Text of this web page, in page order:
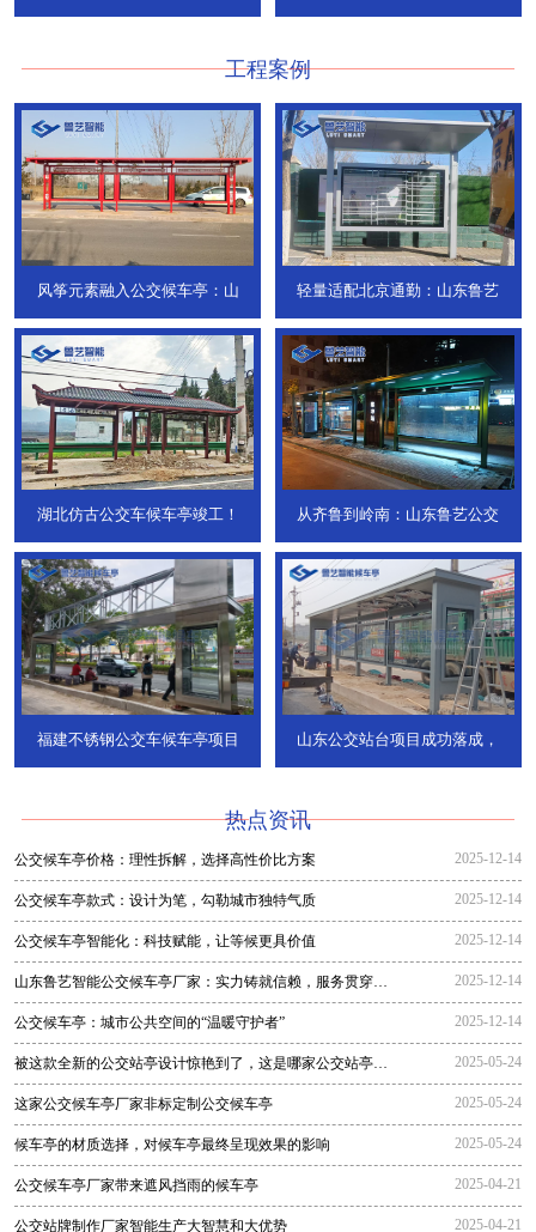
工程案例
风筝元素融入公交候车亭：山 轻量适配北京通勤：山东鲁艺
湖北仿古公交车候车亭竣工！ 从齐鲁到岭南：山东鲁艺公交
福建不锈钢公交车候车亭项目 山东公交站台项目成功落成，
热点资讯
公交候车亭价格：理性拆解，选择高性价比方案 2025-12-14
公交候车亭款式：设计为笔，勾勒城市独特气质 2025-12-14
公交候车亭智能化：科技赋能，让等候更具价值 2025-12-14
山东鲁艺智能公交候车亭厂家：实力铸就信赖，服务贯穿全
程
2025-12-14
公交候车亭：城市公共空间的“温暖守护者” 2025-12-14
被这款全新的公交站亭设计惊艳到了，这是哪家公交站亭生
产厂家生
2025-05-24
这家公交候车亭厂家非标定制公交候车亭 2025-05-24
候车亭的材质选择，对候车亭最终呈现效果的影响 2025-05-24
公交候车亭厂家带来遮风挡雨的候车亭 2025-04-21
公交站牌制作厂家智能生产大智慧和大优势 2025-04-21